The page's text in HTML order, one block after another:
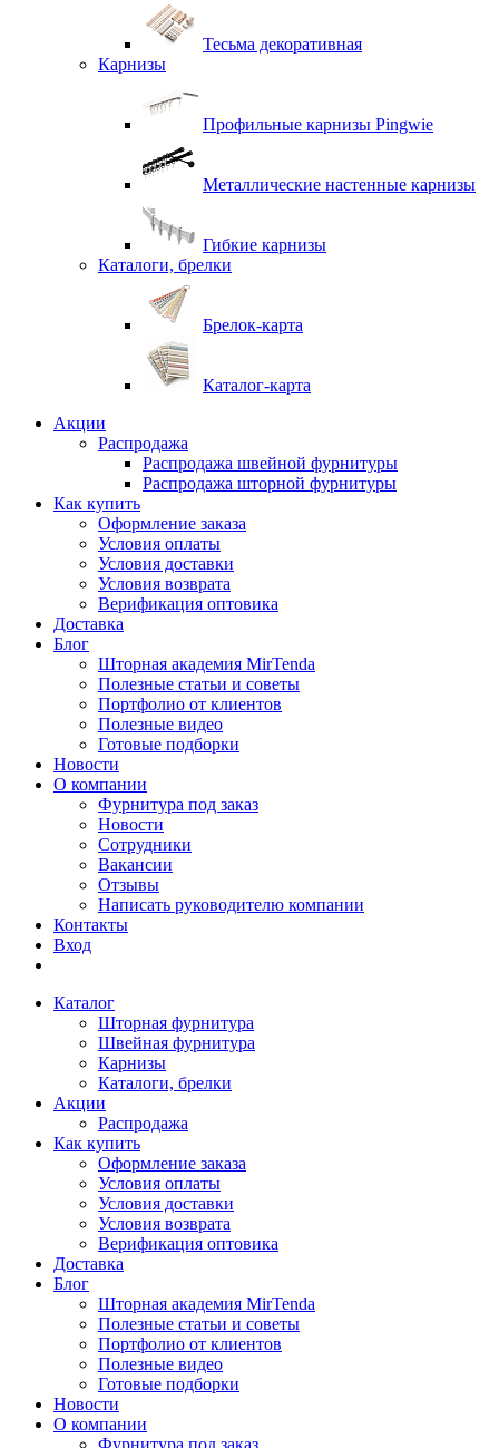
Тесьма декоративная
Карнизы
Профильные карнизы Pingwie
Металлические настенные карнизы
Гибкие карнизы
Каталоги, брелки
Брелок-карта
Каталог-карта
Акции
Распродажа
Распродажа швейной фурнитуры
Распродажа шторной фурнитуры
Как купить
Оформление заказа
Условия оплаты
Условия доставки
Условия возврата
Верификация оптовика
Доставка
Блог
Шторная академия MirTenda
Полезные статьи и советы
Портфолио от клиентов
Полезные видео
Готовые подборки
Новости
О компании
Фурнитура под заказ
Новости
Сотрудники
Вакансии
Отзывы
Написать руководителю компании
Контакты
Вход
Каталог
Шторная фурнитура
Швейная фурнитура
Карнизы
Каталоги, брелки
Акции
Распродажа
Как купить
Оформление заказа
Условия оплаты
Условия доставки
Условия возврата
Верификация оптовика
Доставка
Блог
Шторная академия MirTenda
Полезные статьи и советы
Портфолио от клиентов
Полезные видео
Готовые подборки
Новости
О компании
Фурнитура под заказ